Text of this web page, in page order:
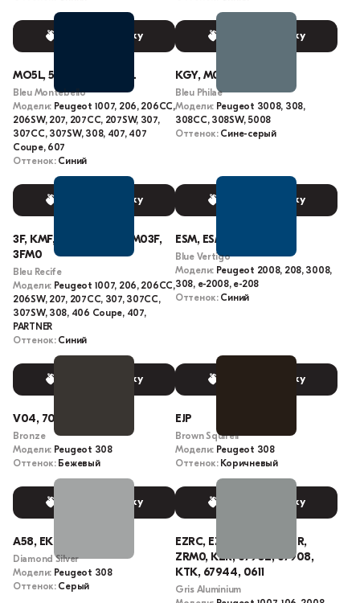
Выбрать краску Выбрать краску
MO5L, 5LM0, M05L, KPL
Bleu Montebello
Модели: Peugeot 1007, 206, 206CC,
206SW, 207, 207CC, 207SW, 307,
307CC, 307SW, 308, 407, 407
Coupe, 607
Оттенок: Синий
Выбрать краску
KGY, M0US
Bleu Philae
Модели: Peugeot 3008, 308,
308CC, 308SW, 5008
Оттенок: Сине-серый
Выбрать краску
3F, KMF, KMFC, KMFD, M03F,
3FM0
Bleu Recife
Модели: Peugeot 1007, 206, 206CC,
206SW, 207, 207CC, 307, 307CC,
307SW, 308, 406 Coupe, 407,
PARTNER
Оттенок: Синий
Выбрать краску
ESM, ESMD
Blue Vertigo
Модели: Peugeot 2008, 208, 3008,
308, e-2008, e-208
Оттенок: Синий
Выбрать краску
V04, 70085, ELC
Bronze
Модели: Peugeot 308
Оттенок: Бежевый
Выбрать краску
EJP
Brown Squirell
Модели: Peugeot 308
Оттенок: Коричневый
Выбрать краску
A58, EKR, 6058
Diamond Silver
Модели: Peugeot 308
Оттенок: Серый
EZRC, EZR, M0ZR, 611, ZR,
ZRM0, KZR, 67902, 67908,
KTK, 67944, 0611
Gris Aluminium